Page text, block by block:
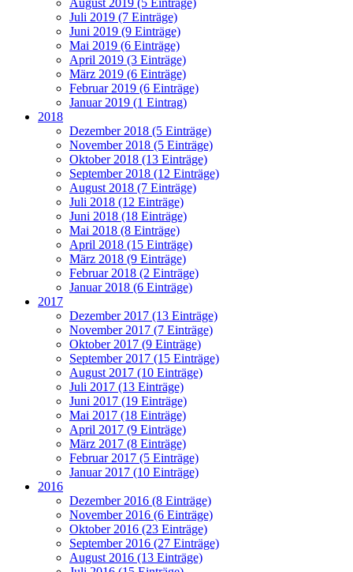
Juli 2019 (7 Einträge)
Juni 2019 (9 Einträge)
Mai 2019 (6 Einträge)
April 2019 (3 Einträge)
März 2019 (6 Einträge)
Februar 2019 (6 Einträge)
Januar 2019 (1 Eintrag)
2018
Dezember 2018 (5 Einträge)
November 2018 (5 Einträge)
Oktober 2018 (13 Einträge)
September 2018 (12 Einträge)
August 2018 (7 Einträge)
Juli 2018 (12 Einträge)
Juni 2018 (18 Einträge)
Mai 2018 (8 Einträge)
April 2018 (15 Einträge)
März 2018 (9 Einträge)
Februar 2018 (2 Einträge)
Januar 2018 (6 Einträge)
2017
Dezember 2017 (13 Einträge)
November 2017 (7 Einträge)
Oktober 2017 (9 Einträge)
September 2017 (15 Einträge)
August 2017 (10 Einträge)
Juli 2017 (13 Einträge)
Juni 2017 (19 Einträge)
Mai 2017 (18 Einträge)
April 2017 (9 Einträge)
März 2017 (8 Einträge)
Februar 2017 (5 Einträge)
Januar 2017 (10 Einträge)
2016
Dezember 2016 (8 Einträge)
November 2016 (6 Einträge)
Oktober 2016 (23 Einträge)
September 2016 (27 Einträge)
August 2016 (13 Einträge)